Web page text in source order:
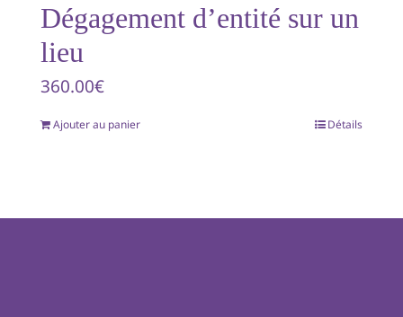
Dégagement d’entité sur un
lieu
360.00€
Ajouter au panier Détails